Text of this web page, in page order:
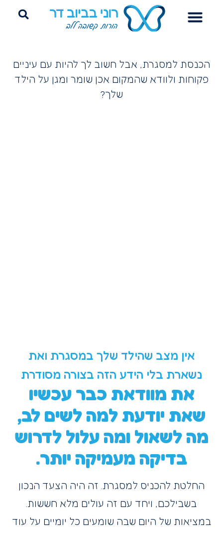
הכנסת למסגרת, אבל חשוב לך להיות עם עיניים
פקוחות ולוודא שהמקום אכן שומר ומגן על הילד
שלך?
אין מצב שהילד שלך במסגרת ואת
נשארת בלי הידע הזה בצורה מסודרת
את מוודאת כבר עכשיו
שאת יודעת למה לשים לב,
מה לשאול ומה עלול לדרוש
בדיקה מעמיקה יותר.
החלטת להכניס למסגרת. זה היה הצעד הנכון
בשבילכם, ויחד עם זה עולים מלא חששות.
במציאות של היום שבה שומעים כל יומיים על עוד